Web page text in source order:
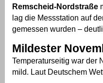
Remscheid-Nordstraße
lag die Messstation auf
gemessen wurden –
Mildester
Temperaturseitig war der
mild. Laut Deutschem